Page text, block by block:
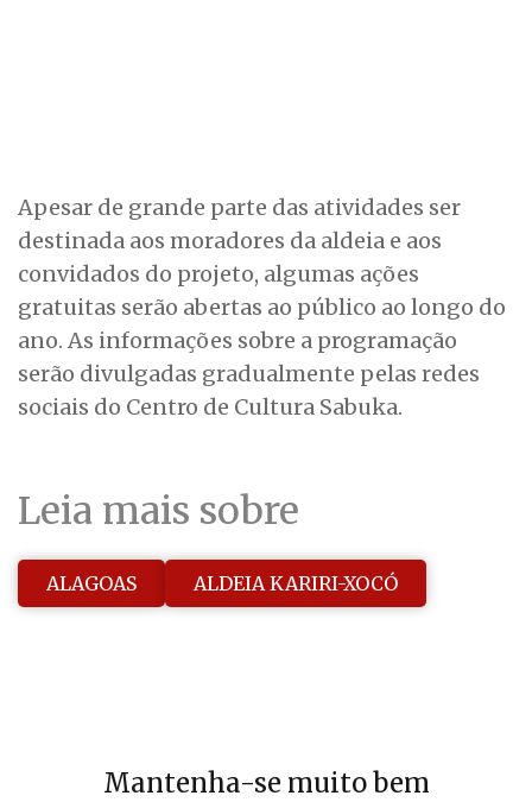
Apesar de grande parte das atividades ser
destinada aos moradores da aldeia e aos
convidados do projeto, algumas ações
gratuitas serão abertas ao público ao longo do
ano. As informações sobre a programação
serão divulgadas gradualmente pelas redes
sociais do Centro de Cultura Sabuka.
Leia mais sobre
ALAGOAS ALDEIA KARIRI-XOCÓ
Mantenha-se muito bem